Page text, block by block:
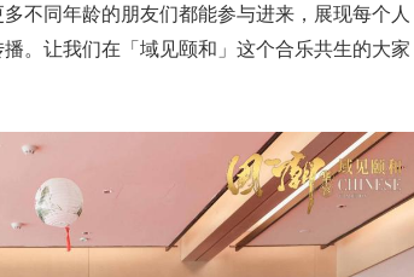
不同年龄的朋友们都能参与进来，展现每个人
。让我们在「域见颐和」这个合乐共生的大家